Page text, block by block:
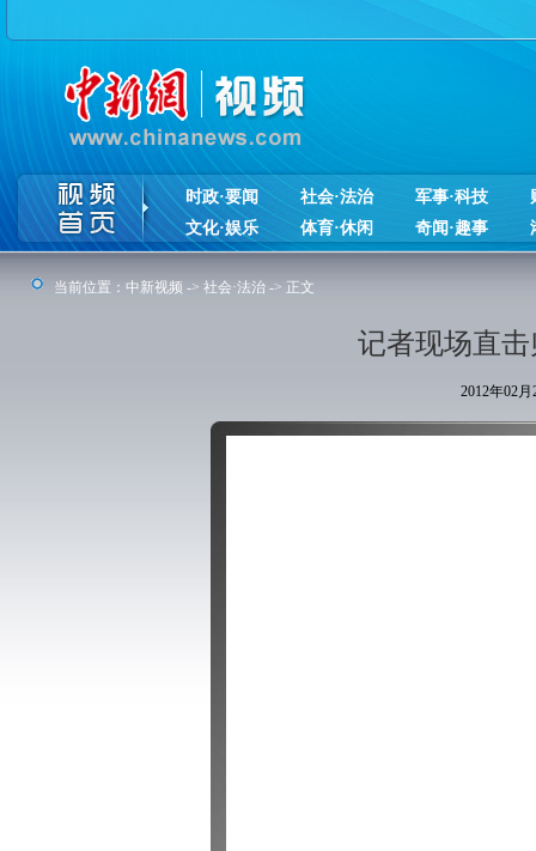
时政·要闻 社会·法治 军事·科技
文化·娱乐
体育·休闲 奇闻·趣事
当前位置： 中新视频 -> 社会·法治 -> 正文
记者现场直
2012年02